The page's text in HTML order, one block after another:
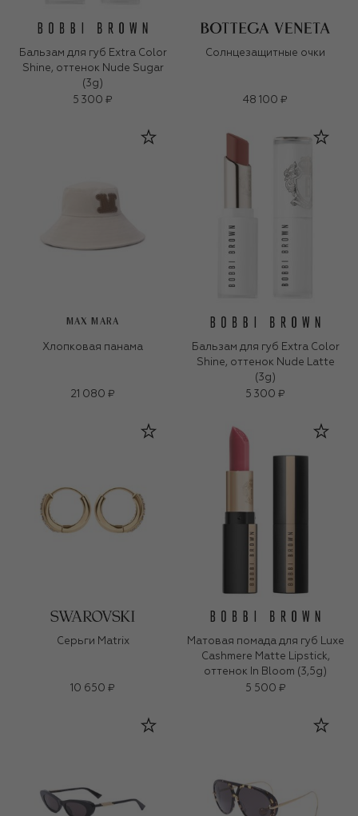
Бальзам для губ Extra Color
Shine, оттенок Nude Sugar
(3g)
5 300 ₽
Солнцезащитные очки
48 100 ₽
MAX MARA
Хлопковая панама
21 080 ₽
Бальзам для губ Extra Color
Shine, оттенок Nude Latte
(3g)
5 300 ₽
Серьги Matrix
10 650 ₽
Матовая помада для губ Luxe
Cashmere Matte Lipstick,
оттенок In Bloom (3,5g)
5 500 ₽